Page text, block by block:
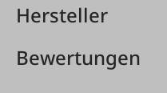
Hersteller
Bewertungen